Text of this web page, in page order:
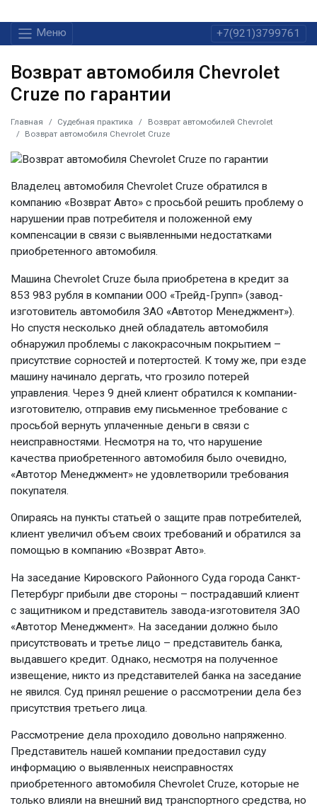
Меню +7(921)3799761
Возврат автомобиля Chevrolet
Cruze по гарантии
Главная Судебная практика
Возврат автомобилей Chevrolet
Возврат автомобиля Chevrolet Cruze
Владелец автомобиля Chevrolet Cruze обратился в
компанию «Возврат Авто» с просьбой решить проблему о
нарушении прав потребителя и положенной ему
компенсации в связи с выявленными недостатками
приобретенного автомобиля.
Машина Chevrolet Cruze была приобретена в кредит за
853 983 рубля в компании ООО «Трейд-Групп» (завод-
изготовитель автомобиля ЗАО «Автотор Менеджмент»).
Но спустя несколько дней обладатель автомобиля
обнаружил проблемы с лакокрасочным покрытием –
присутствие сорностей и потертостей. К тому же, при езде
машину начинало дергать, что грозило потерей
управления. Через 9 дней клиент обратился к компании-
изготовителю, отправив ему письменное требование с
просьбой вернуть уплаченные деньги в связи с
неисправностями. Несмотря на то, что нарушение
качества приобретенного автомобиля было очевидно,
«Автотор Менеджмент» не удовлетворили требования
покупателя.
Опираясь на пункты статьей о защите прав потребителей,
клиент увеличил объем своих требований и обратился за
помощью в компанию «Возврат Авто».
На заседание Кировского Районного Суда города Санкт-
Петербург прибыли две стороны – пострадавший клиент
с защитником и представитель завода-изготовителя ЗАО
«Автотор Менеджмент». На заседании должно было
присутствовать и третье лицо – представитель банка,
выдавшего кредит. Однако, несмотря на полученное
извещение, никто из представителей банка на заседание
не явился. Суд принял решение о рассмотрении дела без
присутствия третьего лица.
Рассмотрение дела проходило довольно напряженно.
Представитель нашей компании предоставил суду
информацию о выявленных неисправностях
приобретенного автомобиля Chevrolet Cruze, которые не
только влияли на внешний вид транспортного средства, но